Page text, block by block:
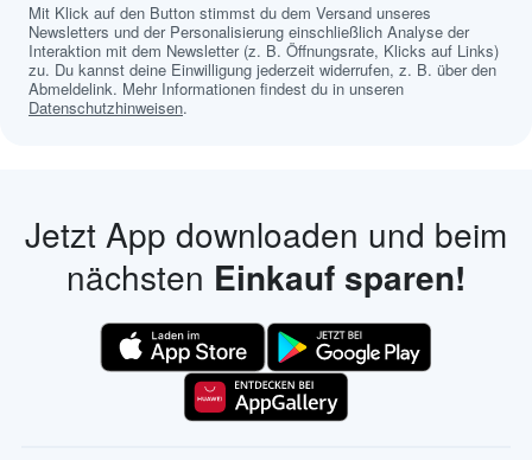
Mit Klick auf den Button stimmst du dem Versand unseres
Newsletters und der Personalisierung einschließlich Analyse der
Interaktion mit dem Newsletter (z. B. Öffnungsrate, Klicks auf Links)
zu. Du kannst deine Einwilligung jederzeit widerrufen, z. B. über den
Abmeldelink. Mehr Informationen findest du in unseren
Datenschutzhinweisen.
Jetzt App downloaden und beim
nächsten Einkauf sparen!